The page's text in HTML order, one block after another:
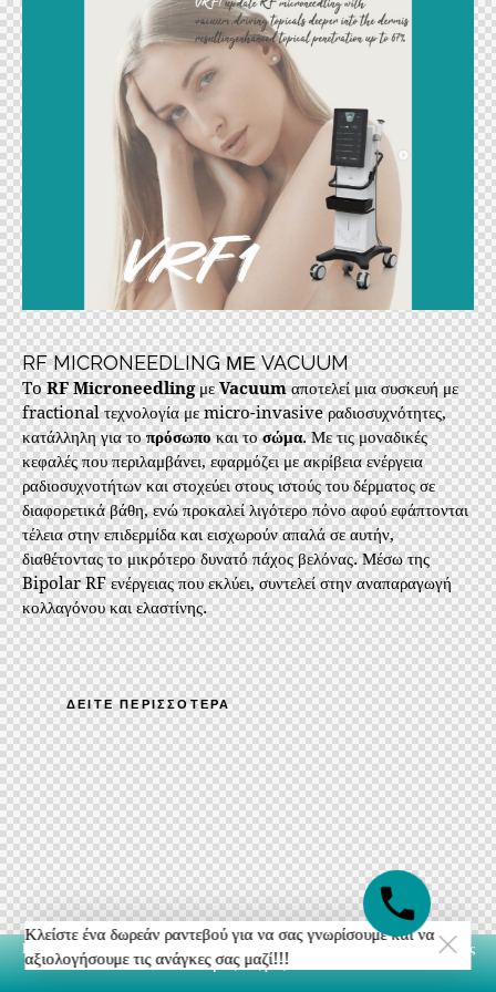
RF MICRONEEDLING ΜΕ VACUUM
ToRF MicroneedlingμεVacuumαποτελεί μια συσκευή με
fractional τεχνολογία με micro-invasive ραδιοσυχνότητες,
κατάλληλη για τοπρόσωποκαι τοσώμα. Με τις μοναδικές
κεφαλές που περιλαμβάνει, εφαρμόζει με ακρίβεια ενέργεια
ραδιοσυχνοτήτων και στοχεύει στους ιστούς του δέρματος σε
διαφορετικά βάθη, ενώ προκαλεί λιγότερο πόνο αφού εφάπτονται
τέλεια στην επιδερμίδα και εισχωρούν απαλά σε αυτήν,
διαθέτοντας το μικρότερο δυνατό πάχος βελόνας. Μέσω της
Bipolar RF ενέργειας που εκλύει, συντελεί στην αναπαραγωγή
κολλαγόνου και ελαστίνης.
ΔΕΙΤΕ ΠΕΡΙΣΣΟΤΕΡΑ
Κλείστε ένα δωρεάν ραντεβού για να σας γνωρίσουμε και να
αξιολογήσουμε τις ανάγκες σας μαζί!!!
Κλείστε ένα δωρεάν ραντεβού για να σας γνωρίσουμε και να αξιολογήσουμε τις
ανάγκες σας μαζί!!!